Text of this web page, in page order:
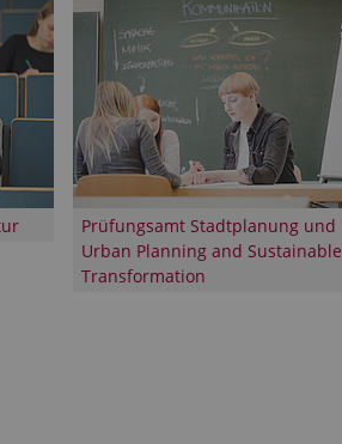
Prüfungsamt Stadtplanung und
Urban Planning and Sustainable
Transformation